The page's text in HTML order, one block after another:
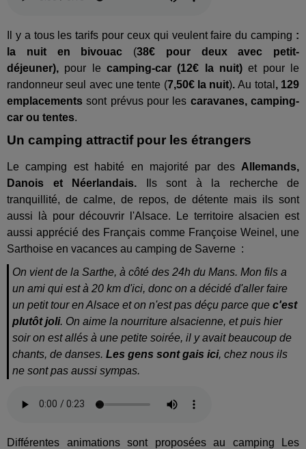
Il y a tous les tarifs pour ceux qui veulent faire du camping :
la nuit en bivouac (38€ pour deux avec petit-
déjeuner), pour lecamping-car (12€ la nuit) et pour le
randonneur seul avec une tente (7,50€ la nuit).Au total , 129
emplacements sont prévus pour les caravanes, camping-
car ou tentes.
Un camping attractif pour les étrangers
Le camping est habité en majorité par des Allemands,
Danois et Néerlandais. Ils sont à la recherche de
tranquillité, de calme, de repos, de détente mais ils sont
aussi là pour découvrir l'Alsace. Le territoire alsacien est
aussi apprécié des Français comme Françoise Weinel, une
Sarthoise en vacances au camping de Saverne :
On vient de la Sarthe, à côté des 24h du Mans. Mon fils a
un ami qui est à 20 km d'ici, donc on a décidé d'aller faire
un petit tour en Alsace et on n'est pas déçu parce que c'est
plutôt joli. On aime la nourriture alsacienne, et puis hier
soir on est allés à une petite soirée, il y avait beaucoup de
chants, de danses. Les gens sont gais ici, chez nous ils
ne sont pas aussi sympas.
Différentes animations sont proposées au camping Les